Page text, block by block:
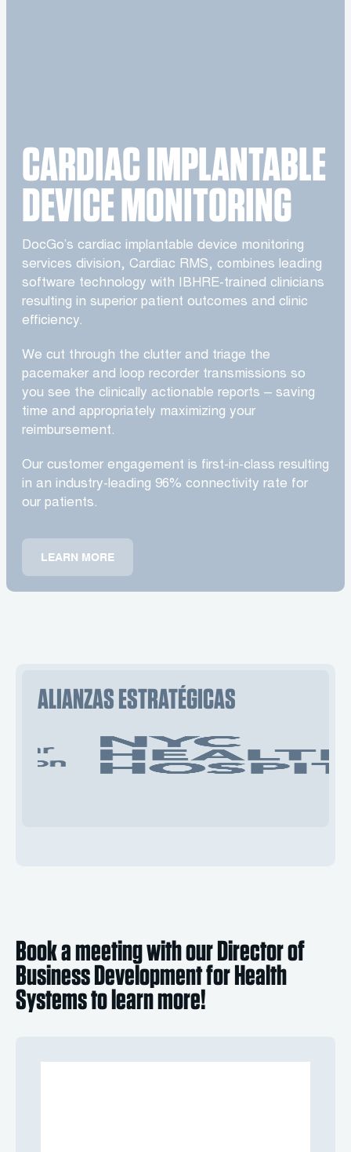
CARDIAC IMPLANTABLE
DEVICE MONITORING
DocGo’s cardiac implantable device monitoring
services division, Cardiac RMS, combines leading
software technology with IBHRE-trained clinicians
resulting in superior patient outcomes and clinic
efficiency.
We cut through the clutter and triage the
pacemaker and loop recorder transmissions so
you see the clinically actionable reports – saving
time and appropriately maximizing your
reimbursement.
Our customer engagement is first-in-class resulting
in an industry-leading 96% connectivity rate for
our patients.
LEARN MORE
ALIANZAS ESTRATÉGICAS
Book a meeting with our Director of
Business Development for Health
Systems to learn more!